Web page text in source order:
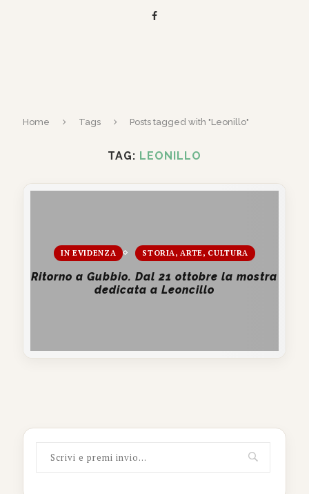
Home Tags Posts tagged with "Leonillo"
TAG: LEONILLO
IN EVIDENZA STORIA, ARTE, CULTURA
Ritorno a Gubbio. Dal 21 ottobre la mostra
dedicata a Leoncillo